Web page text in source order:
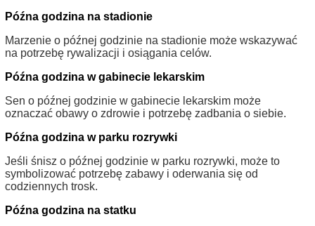
Późna godzina na stadionie
Marzenie o późnej godzinie na stadionie może wskazywać
na potrzebę rywalizacji i osiągania celów.
Późna godzina w gabinecie lekarskim
Sen o późnej godzinie w gabinecie lekarskim może
oznaczać obawy o zdrowie i potrzebę zadbania o siebie.
Późna godzina w parku rozrywki
Jeśli śnisz o późnej godzinie w parku rozrywki, może to
symbolizować potrzebę zabawy i oderwania się od
codziennych trosk.
Późna godzina na statku